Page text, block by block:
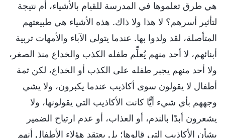
هي طرق تعلموها في المدرسة للقيام بالأشياء، أم نتيجة
لتأثير أسرهم؟ لا هذا ولا ذاك. هذه الأشياء هي طبيعتهم
المتأصلة، لقد ولدوا بها. عندما يتولى الآباء والأمهات تربية
أبنائهم، لا أحد منهم يُعلِّم طفله الكذب والخداع منذ الصغر،
ولا أحد منهم يجبر طفله على الكذب أو الخداع، لكن ثمة
أطفال لا يقولون سوى أكاذيب عندما يكبرون، ولا يشي
وجههم بأي شيء أيًّا كانت الأكاذيب التي يقولونها، ولا
يشعرون أبدًا بالندم، أو العذاب، أو عدم ارتياح الضمير
بشأن الأكاذيب التي قالوها؛ بل يعتقد هؤلاء الأطفال أنهم